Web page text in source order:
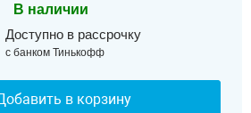
В наличии
Доступно в рассрочку
с банком Тинькофф
в корзину